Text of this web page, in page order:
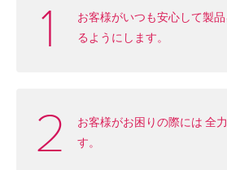
お客様がいつも安心して製
るようにします。
お客様がお困りの際には 全
す。